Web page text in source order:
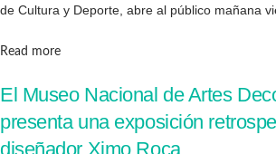
de Cultura y Deporte, abre al público mañana
Read moreDetails
El Museo Nacional de Artes
presenta una exposición
diseñador Ximo Roca